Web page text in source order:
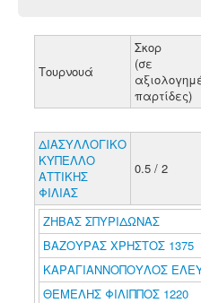
Τουρνουά
Σκορ
(σε
παρτίδες)
ΔΙΑΣΥΛΛΟΓΙΚΟ
ΚΥΠΕΛΛΟ
ΑΤΤΙΚΗΣ
ΦΙΛΙΑΣ
0.5 / 2
ΖΗΒΑΣ ΣΠΥΡΙΔΩΝΑΣ
ΒΑΖΟΥΡΑΣ ΧΡΗΣΤΟΣ 1375
ΚΑΡΑΓΙΑΝΝΟΠΟΥΛΟΣ
ΘΕΜΕΛΗΣ ΦΙΛΙΠΠΟΣ 1220